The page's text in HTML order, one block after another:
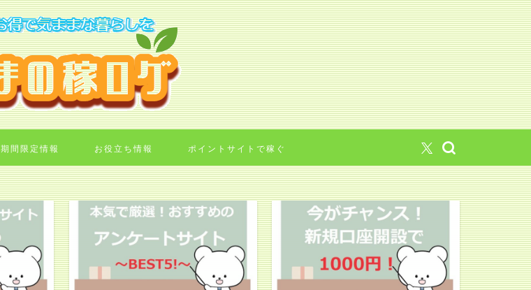
期間限定情報 お役立ち情報 ポイントサイトで稼ぐ